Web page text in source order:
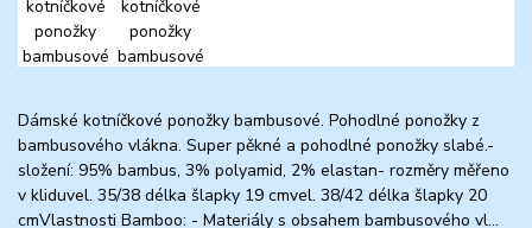
Dámské kotníčkové ponožky bambusové. Pohodlné ponožky z
bambusového vlákna. Super pěkné a pohodlné ponožky slabé.-
složení: 95% bambus, 3% polyamid, 2% elastan- rozměry měřeno
v kliduvel. 35/38 délka šlapky 19 cmvel. 38/42 délka šlapky 20
cmVlastnosti Bamboo: - Materiály s obsahem bambusového vl...